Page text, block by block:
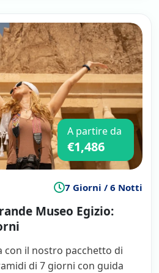
A partire da
€1,486
7 Giorni / 6 Notti
Museo Egizio:
con il nostro pacchetto di
di 7 giorni con guida